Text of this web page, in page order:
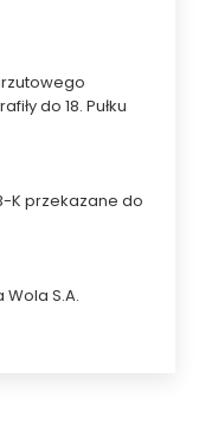
do 18. Pułku
K przekazane do
S.A.